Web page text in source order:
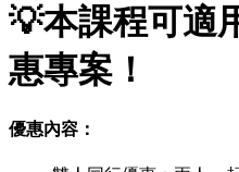
💡本課程可適
惠專案！
優惠內容：